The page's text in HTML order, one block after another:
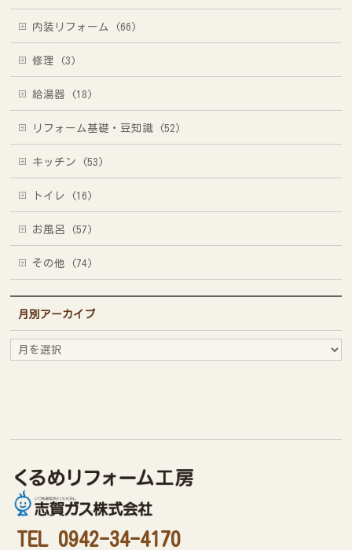
内装リフォーム (66)
修理 (3)
給湯器 (18)
リフォーム基礎・豆知識 (52)
キッチン (53)
トイレ (16)
お風呂 (57)
その他 (74)
月別アーカイブ
月
別
TEL 0942-34-4170